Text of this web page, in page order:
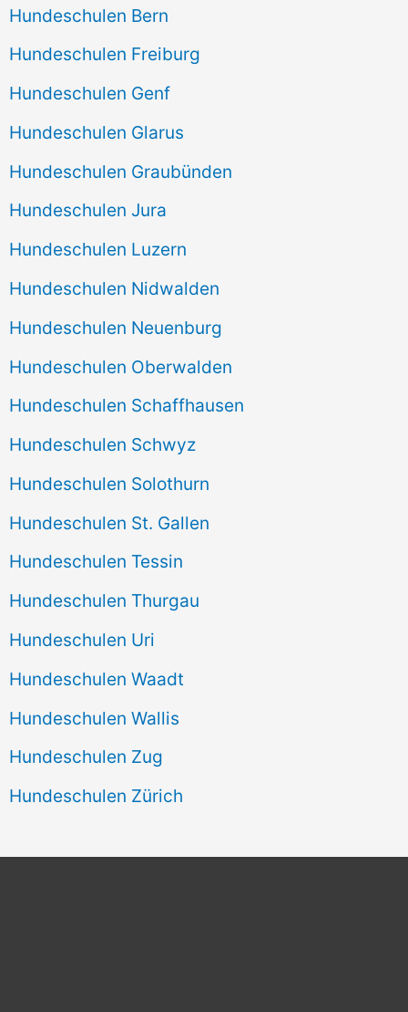
Hundeschulen Bern
Hundeschulen Freiburg
Hundeschulen Genf
Hundeschulen Glarus
Hundeschulen Graubünden
Hundeschulen Jura
Hundeschulen Luzern
Hundeschulen Nidwalden
Hundeschulen Neuenburg
Hundeschulen Oberwalden
Hundeschulen Schaffhausen
Hundeschulen Schwyz
Hundeschulen Solothurn
Hundeschulen St. Gallen
Hundeschulen Tessin
Hundeschulen Thurgau
Hundeschulen Uri
Hundeschulen Waadt
Hundeschulen Wallis
Hundeschulen Zug
Hundeschulen Zürich